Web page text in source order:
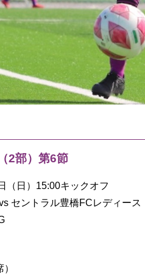
2部）第6節
（日）15:00キックオフ
セントラル豊橋FCレディース